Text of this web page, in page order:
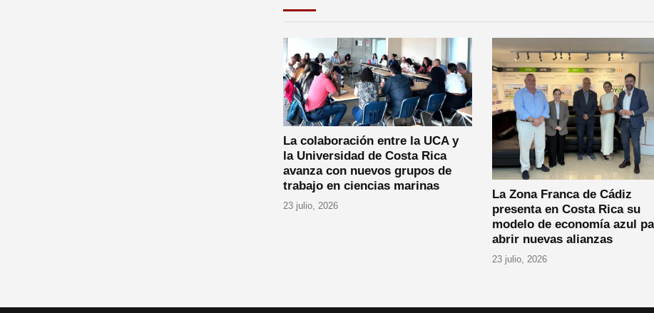
La colaboración entre la UCA y
la Universidad de Costa Rica
avanza con nuevos grupos de
trabajo en ciencias marinas
23 julio, 2026
La Zona Franca de Cádiz
presenta en Costa Rica su
modelo de economía azul
abrir nuevas alianzas
23 julio, 2026